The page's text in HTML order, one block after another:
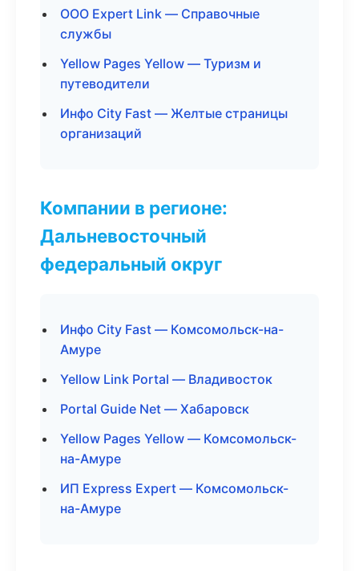
ООО Expert Link — Справочные
службы
Yellow Pages Yellow — Туризм и
путеводители
Инфо City Fast — Желтые страницы
организаций
Компании в регионе:
Дальневосточный
федеральный округ
Инфо City Fast — Комсомольск-на-
Амуре
Yellow Link Portal — Владивосток
Portal Guide Net — Хабаровск
Yellow Pages Yellow — Комсомольск-
на-Амуре
ИП Express Expert — Комсомольск-
на-Амуре